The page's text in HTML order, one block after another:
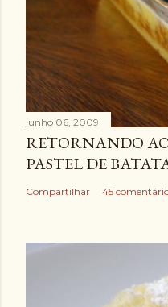
junho 06, 2009
RETORNANDO
PASTEL DE
Compartilhar 45